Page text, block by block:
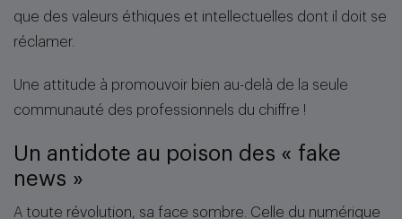
que des valeurs éthiques et intellectuelles dont il doit se
réclamer.
Une attitude à promouvoir bien au-delà de la seule
communauté des professionnels du chiffre !
Un antidote au poison des « fake
news »
A toute révolution, sa face sombre. Celle du numérique